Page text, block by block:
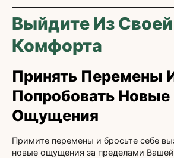
Выйдите Из
Комфорта
Принять Перемены
Попробовать Новые
Ощущения
Примите перемены и бросьте себе
новые ощущения за пределами